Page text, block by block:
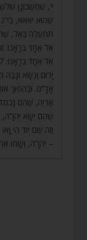
י’, שֶׁחֶשְׁבּוֹנָן
שֶׁהוּא יאאא,
תִּתְעַלֶּה בְּאֵל,
אֵל אֶחָד בְּרָאָנוּ.
יָרוּם וְנִשָּׂא
אָדָ”ם. וּבְהִפּוּךְ
אַרְיֵה, שֶׁהֵם
שֶׁהֵם יִשָּׂא
וְזֶה שֵׁם יוֹד הֵי
– יְהֹוָ”ה, וְשָׂמוּ